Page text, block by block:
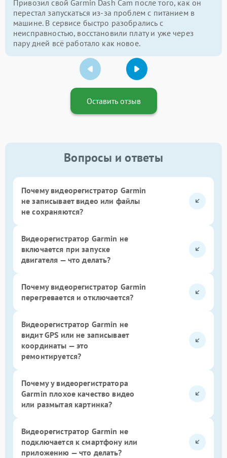
Привозил свой Garmin Dash Cam после того, как он
перестал запускаться из-за проблем с питанием в
машине. В сервисе быстро разобрались с
неисправностью, восстановили плату и уже через
пару дней всё работало как новое.
Оставить отзыв
Вопросы и ответы
Почему видеорегистратор Garmin
не записывает видео или файлы
не сохраняются?
Видеорегистратор Garmin не
включается при запуске
двигателя — что делать?
Почему видеорегистратор Garmin
перегревается и отключается?
Видеорегистратор Garmin не
видит GPS или не записывает
координаты — это
ремонтируется?
Почему у видеорегистратора
Garmin плохое качество видео
или размытая картинка?
Видеорегистратор Garmin не
подключается к смартфону или
приложению — что делать?